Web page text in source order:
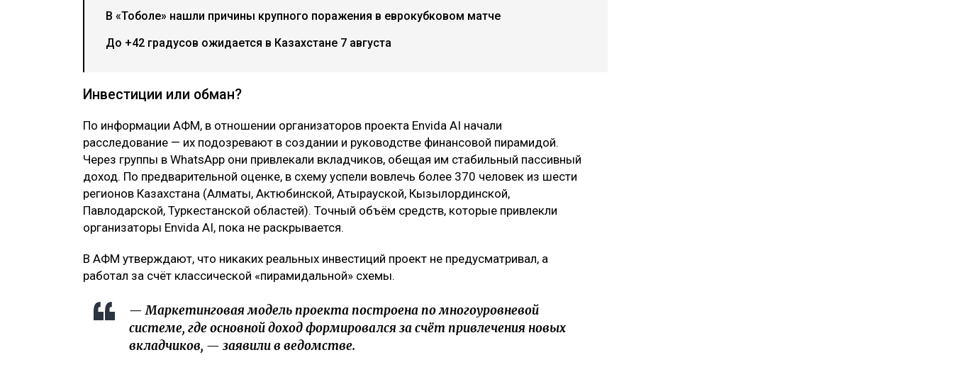
В «Тоболе» нашли причины крупного поражения в еврокубковом матче
До +42 градусов ожидается в Казахстане 7 августа
Инвестиции или обман?
По информации АФМ, в отношении организаторов проекта Envida AI начали
расследование — их подозревают в создании и руководстве финансовой пирамидой.
Через группы в WhatsApp они привлекали вкладчиков, обещая им стабильный пассивный
доход. По предварительной оценке, в схему успели вовлечь более 370 человек из шести
регионов Казахстана (Алматы, Актюбинской, Атырауской, Кызылординской,
Павлодарской, Туркестанской областей). Точный объём средств, которые привлекли
организаторы Envida AI, пока не раскрывается.
В АФМ утверждают, что никаких реальных инвестиций проект не предусматривал, а
работал за счёт классической «пирамидальной» схемы.
— Маркетинговая модель проекта построена по многоуровневой
системе, где основной доход формировался за счёт привлечения новых
вкладчиков, — заявили в ведомстве.